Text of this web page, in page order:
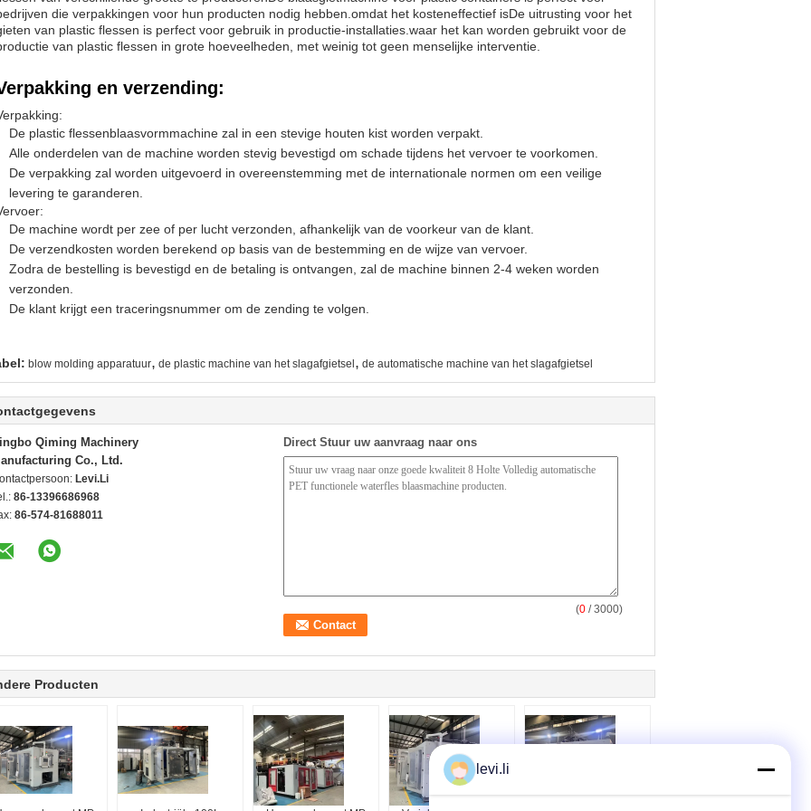
die verpakkingen voor hun producten nodig hebben.omdat het kosteneffectief isDe uitrusting voor het
van plastic flessen is perfect voor gebruik in productie-installaties.waar het kan worden gebruikt voor de
van plastic flessen in grote hoeveelheden, met weinig tot geen menselijke interventie.
en verzending:
De plastic flessenblaasvormmachine zal in een stevige houten kist worden verpakt.
Alle onderdelen van de machine worden stevig bevestigd om schade tijdens het vervoer te voorkomen.
De verpakking zal worden uitgevoerd in overeenstemming met de internationale normen om een veilige
levering te garanderen.
De machine wordt per zee of per lucht verzonden, afhankelijk van de voorkeur van de klant.
De verzendkosten worden berekend op basis van de bestemming en de wijze van vervoer.
Zodra de bestelling is bevestigd en de betaling is ontvangen, zal de machine binnen 2-4 weken worden
verzonden.
De klant krijgt een traceringsnummer om de zending te volgen.
blow molding apparatuur, de plastic machine van het slagafgietsel , de automatische machine van het slagafgietsel
Qiming Machinery
Co., Ltd.
Levi.Li
86-13396686968
86-574-81688011
Direct Stuur uw aanvraag naar ons
(0 / 3000)
Producten
levi.li